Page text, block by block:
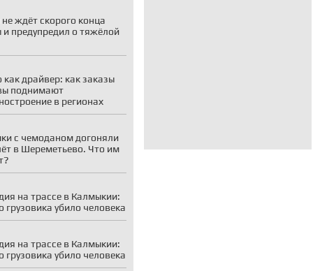
не ждёт скорого конца
и предупредил о тяжёлой
как драйвер: как заказы
поднимают
в регионах
с чемоданом догоняли
в Шереметьево. Что им
на трассе в Калмыкии:
грузовика убило человека
на трассе в Калмыкии:
грузовика убило человека